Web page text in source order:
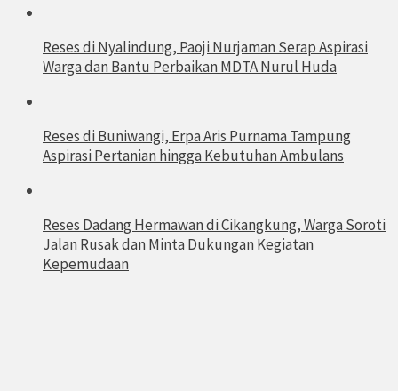
Reses di Nyalindung, Paoji Nurjaman Serap Aspirasi
Warga dan Bantu Perbaikan MDTA Nurul Huda
Reses di Buniwangi, Erpa Aris Purnama Tampung
Aspirasi Pertanian hingga Kebutuhan Ambulans
Reses Dadang Hermawan di Cikangkung, Warga Soroti
Jalan Rusak dan Minta Dukungan Kegiatan
Kepemudaan